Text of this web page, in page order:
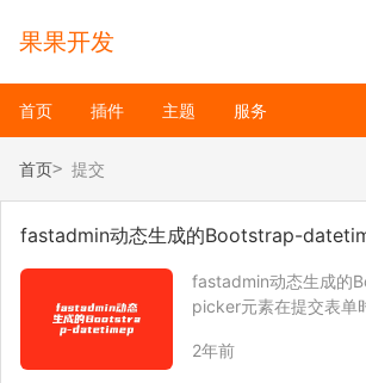
果果开发
首页 插件 主题 服务
首页 提交
fastadmin动态生成的Bootstrap-
法赋值
fastadmin动态生成的
picker元素在提交表单
2年前